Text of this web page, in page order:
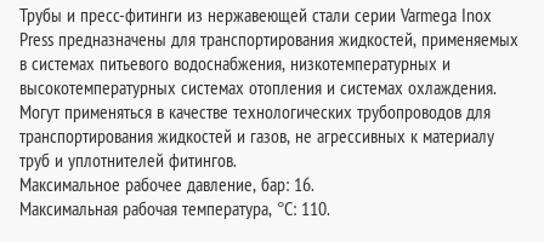
Трубы и пресс-фитинги из нержавеющей стали серии Varmega Inox
Press предназначены для транспортирования жидкостей, применяемых
в системах питьевого водоснабжения, низкотемпературных и
высокотемпературных системах отопления и системах охлаждения.
Могут применяться в качестве технологических трубопроводов для
транспортирования жидкостей и газов, не агрессивных к материалу
труб и уплотнителей фитингов.
Максимальное рабочее давление, бар: 16.
Максимальная рабочая температура, °C: 110.